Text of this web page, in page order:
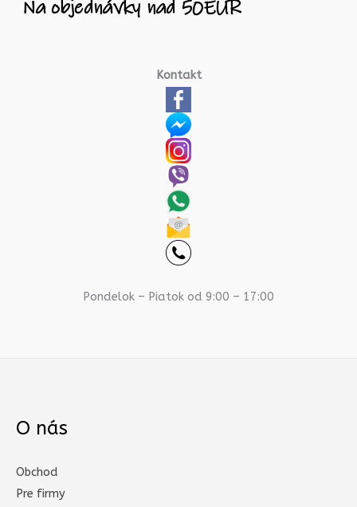
Kontakt
Pondelok – Piatok od 9:00 – 17:00
O nás
Obchod
Pre firmy